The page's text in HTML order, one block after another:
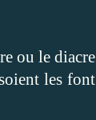
ou le diacre
les font